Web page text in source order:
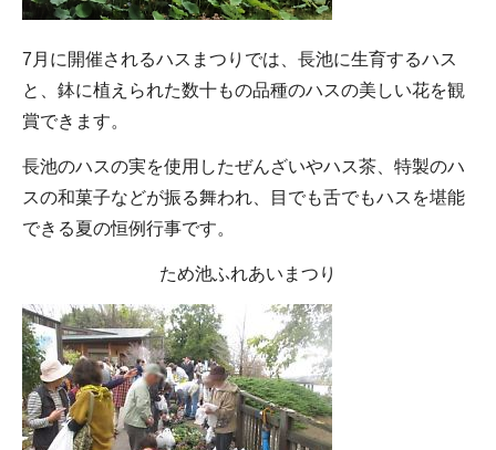
7月に開催されるハスまつりでは、長池に生育するハス
と、鉢に植えられた数十もの品種のハスの美しい花を観
賞できます。
長池のハスの実を使用したぜんざいやハス茶、特製のハ
スの和菓子などが振る舞われ、目でも舌でもハスを堪能
できる夏の恒例行事です。
ため池ふれあいまつり